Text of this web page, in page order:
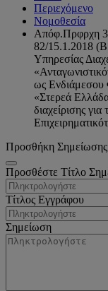
Περιεχόμενο
Νομοθεσία
Απόφ.Πρφρχη
82/15.1.2018
Υπηρεσίας
ως Ενδιάμεσου
«Στερεά
διαχείρισης
Προσθήκη Σημείωσης
Προσθέστε Τίτλο
Τίτλος Εγγράφου
Σημείωση